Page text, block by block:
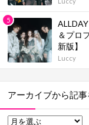
＆プロ
新版】
Luccy
アーカイブから記